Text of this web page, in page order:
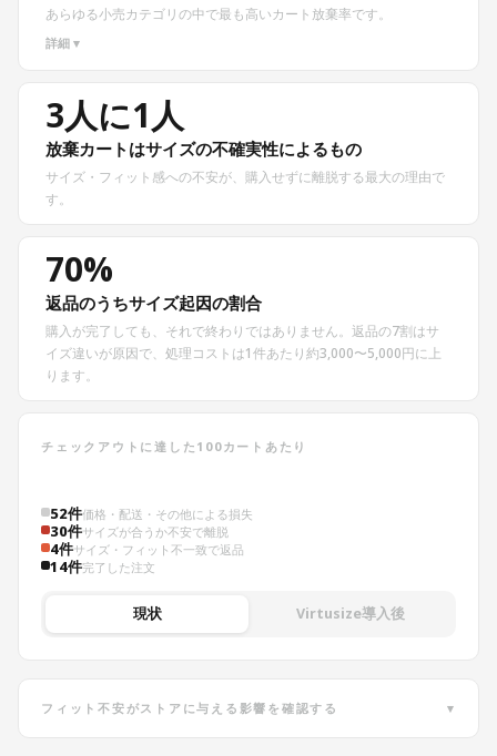
あらゆる小売カテゴリの中で最も高いカート放棄率です。
詳細 ▾
3人に1人
放棄カートはサイズの不確実性によるもの
サイズ・フィット感への不安が、購入せずに離脱する最大の理由で
す。
70%
返品のうちサイズ起因の割合
購入が完了しても、それで終わりではありません。返品の7割はサ
イズ違いが原因で、処理コストは1件あたり約3,000〜5,000円に上
ります。
チェックアウトに達した100カートあたり
52件価格・配送・その他による損失
30件サイズが合うか不安で離脱
4件サイズ・フィット不一致で返品
14件完了した注文
現状 Virtusize導入後
フィット不安がストアに与える影響を確認する ▾